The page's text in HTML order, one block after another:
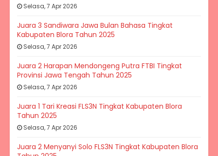
Selasa, 7 Apr 2026
Juara 3 Sandiwara Jawa Bulan Bahasa Tingkat
Kabupaten Blora Tahun 2025
Selasa, 7 Apr 2026
Juara 2 Harapan Mendongeng Putra FTBI Tingkat
Provinsi Jawa Tengah Tahun 2025
Selasa, 7 Apr 2026
Juara 1 Tari Kreasi FLS3N Tingkat Kabupaten Blora
Tahun 2025
Selasa, 7 Apr 2026
Juara 2 Menyanyi Solo FLS3N Tingkat Kabupaten Blora